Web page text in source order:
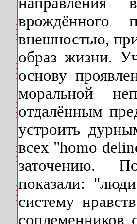
внешностью,
образ жизни.
основу
моральной
отдалённым
устроить
всех "homo
заточению.
показали:
систему
соплеменников